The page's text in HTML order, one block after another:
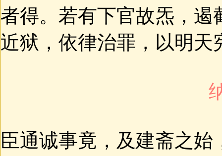
者得。若有下官故炁，
近狱，依律治罪，以明
臣通诚事竟，及建斋之